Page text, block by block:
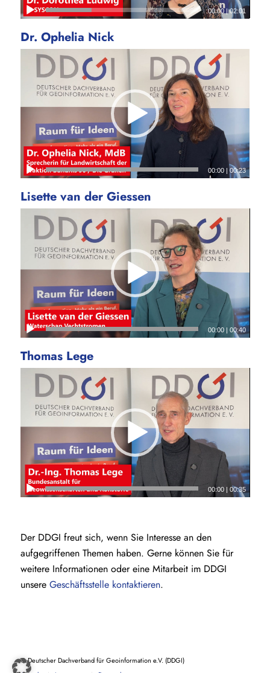
00:00|02:01
Dr. Ophelia Nick
00:00 |00:23
Lisette van der Giessen
00:00 |00:40
Thomas Lege
00:00 |00:35
Der DDGI freut sich, wenn Sie Interesse an den
aufgegriffenen Themen haben. Gerne können Sie für
weitere Informationen oder eine Mitarbeit im DDGI
unsere Geschäftsstelle kontaktieren.
© Deutscher Dachverband für Geoinformation e.V. (DDGI)